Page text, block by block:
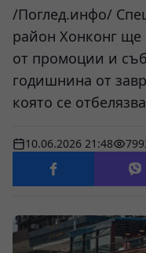
/Поглед.инфо/
район Хонконг
от промоции и
годишнина от
която се
10.06.2026 21:48